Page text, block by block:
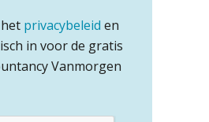
privacybeleid en
in voor de gratis
Vanmorgen